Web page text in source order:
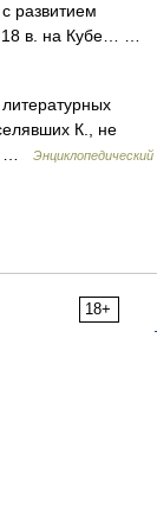
развитием
18 в. на Кубе… …
К., не
…
Энциклопедический
18+